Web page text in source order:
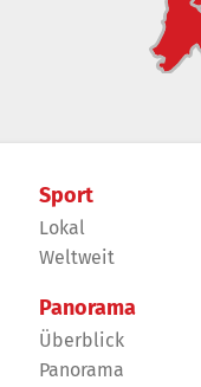
Sport
Lokal
Weltweit
Panorama
Überblick
Panorama